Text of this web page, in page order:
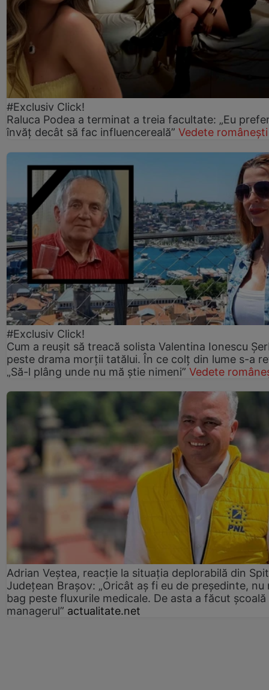
#Exclusiv Click!
Raluca Podea a terminat a treia facultate: „Eu
învăț decât să fac influencereală” Vedete românești
#Exclusiv Click!
Cum a reușit să treacă solista Valentina Ionescu
peste drama morții tatălui. În ce colț din lume s-a
„Să-l plâng unde nu mă știe nimeni” Vedete
Adrian Veștea, reacție la situația deplorabilă din
Județean Brașov: „Oricât aș fi eu de președinte, nu
bag peste fluxurile medicale. De asta a făcut școală
managerul” actualitate.net